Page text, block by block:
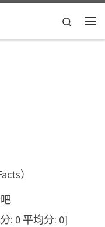
Search
）
: 0 平均分: 0]